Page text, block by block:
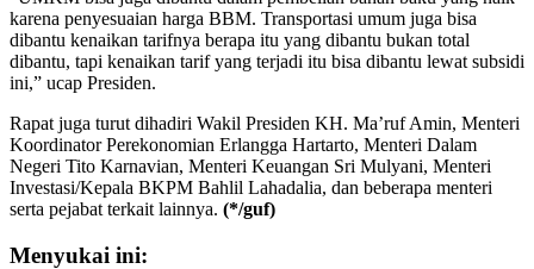
karena penyesuaian harga BBM. Transportasi umum juga bisa
dibantu kenaikan tarifnya berapa itu yang dibantu bukan total
dibantu, tapi kenaikan tarif yang terjadi itu bisa dibantu lewat subsidi
ini,” ucap Presiden.
Rapat juga turut dihadiri Wakil Presiden KH. Ma’ruf Amin, Menteri
Koordinator Perekonomian Erlangga Hartarto, Menteri Dalam
Negeri Tito Karnavian, Menteri Keuangan Sri Mulyani, Menteri
Investasi/Kepala BKPM Bahlil Lahadalia, dan beberapa menteri
serta pejabat terkait lainnya. (*/guf)
Menyukai ini: